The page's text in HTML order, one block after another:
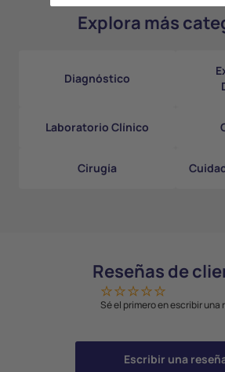
Explora más
Diagnóstico
Laboratorio Clínico
Cirugía
Reseñas de
Sé el primero en escribir una
Escribir una